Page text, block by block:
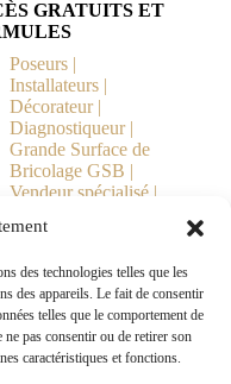
des technologies telles que les
des appareils. Le fait de consentir
telles que le comportement de
pas consentir ou de retirer son
caractéristiques et fonctions.
GRATUITS ET
Poseurs |
Installateurs |
Décorateur |
Diagnostiqueur |
Grande Surface de
Bricolage GSB |
Vendeur spécialisé |
Copropriété | MOE |
en Travaux |
Fabricants | Marque |